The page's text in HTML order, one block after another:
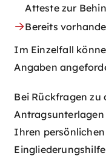
Atteste zur
Bereits
Im Einzelfall
Angaben
Bei Rückfragen zu
Ihren